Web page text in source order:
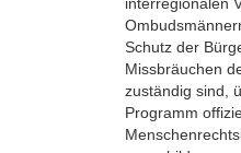
Schutz der
Missbräuchen
zuständig sind,
Programm